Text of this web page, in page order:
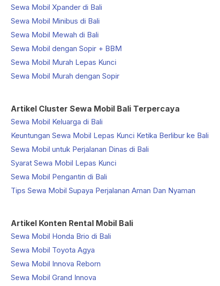
Sewa Mobil Xpander di Bali
Sewa Mobil Minibus di Bali
Sewa Mobil Mewah di Bali
Sewa Mobil dengan Sopir + BBM
Sewa Mobil Murah Lepas Kunci
Sewa Mobil Murah dengan Sopir
Artikel Cluster Sewa Mobil Bali Terpercaya
Sewa Mobil Keluarga di Bali
Keuntungan Sewa Mobil Lepas Kunci Ketika Berlibur ke Bali
Sewa Mobil untuk Perjalanan Dinas di Bali
Syarat Sewa Mobil Lepas Kunci
Sewa Mobil Pengantin di Bali
Tips Sewa Mobil Supaya Perjalanan Aman Dan Nyaman
Artikel Konten Rental Mobil Bali
Sewa Mobil Honda Brio di Bali
Sewa Mobil Toyota Agya
Sewa Mobil Innova Reborn
Sewa Mobil Grand Innova